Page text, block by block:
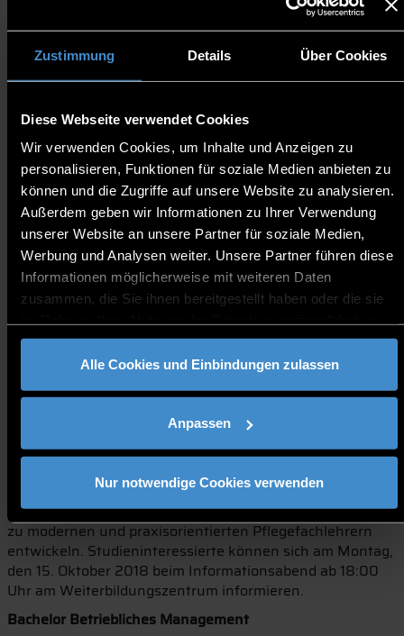
Zustimmung Details Über Cookies
Diese Webseite verwendet Cookies
Wir verwenden Cookies, um Inhalte und Anzeigen zu
personalisieren, Funktionen für soziale Medien anbieten zu
können und die Zugriffe auf unsere Website zu analysieren.
Außerdem geben wir Informationen zu Ihrer Verwendung
unserer Website an unsere Partner für soziale Medien,
Werbung und Analysen weiter. Unsere Partner führen diese
Informationen möglicherweise mit weiteren Daten
zusammen, die Sie ihnen bereitgestellt haben oder die sie
Alle Cookies und Einbindungen zulassen
Anpassen
Nur notwendige Cookies verwenden
Mit dem berufsbegleitenden MBA General Management
erweitern die Teilnehmer ihre Fachkenntnisse um
Managementwissen und bilden sich umfassend zu einer
Besonders interessant ist der MBA daher für Ingenieure,
Informatiker und Akademiker aus anderen Bereichen. Am
Dienstag, 02. Oktober 2018 um 18:00 Uhr können sich
Interessierte beim Informationsabend an der THD über
den Studiengang informieren.
Master Public Management
Der berufsbegleitende Master Public Management richtet
sich an Fach- und Führungskräfte aus öffentlichen
Verwaltungen, die sich akademisch und praxisnah auf die
Verwaltungen vorbereiten möchten. Am Mittwoch, 10.
Oktober 2018 können sich Interessierte beim
Informationsabend ab 18:00 Uhr am
Weiterbildungszentrum informieren.
Bachelor Pflegepädagogik
Immer mehr Personen aus dem Bereich der Pflege suchen
für sich eine neue Perspektive. Sie haben die Möglichkeit,
sich mit dem Bachelor Pflegepädagogik weiter zu
qualifizieren. Ein Großteil der Studierenden möchte sich
zu modernen und praxisorientierten Pflegefachlehrern
entwickeln. Studieninteressierte können sich am Montag,
den 15. Oktober 2018 beim Informationsabend ab 18:00
Uhr am Weiterbildungszentrum informieren.
Bachelor Betriebliches Management